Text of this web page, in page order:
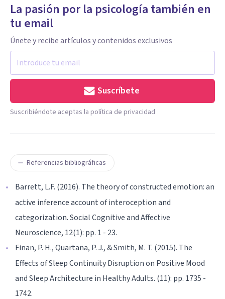
La pasión por la psicología también en
tu email
Únete y recibe artículos y contenidos exclusivos
Suscríbete
Suscribiéndote aceptas la política de privacidad
Referencias bibliográficas
Barrett, L.F. (2016). The theory of constructed emotion: an
active inference account of interoception and
categorization. Social Cognitive and Affective
Neuroscience, 12(1): pp. 1 - 23.
Finan, P. H., Quartana, P. J., & Smith, M. T. (2015). The
Effects of Sleep Continuity Disruption on Positive Mood
and Sleep Architecture in Healthy Adults. (11): pp. 1735 -
1742.